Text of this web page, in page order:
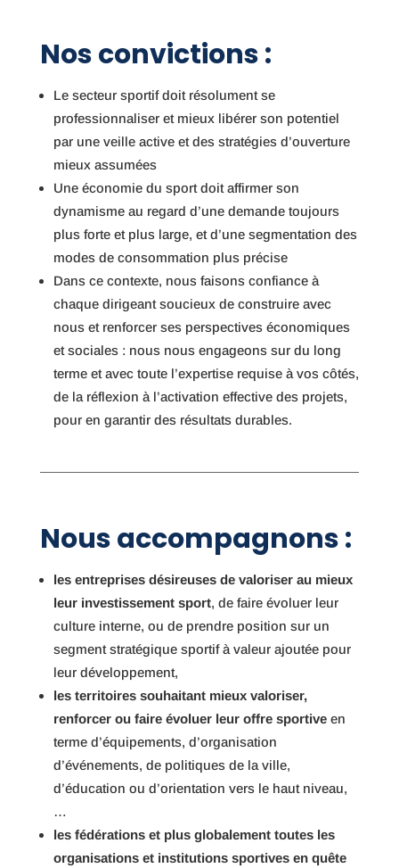
Nos convictions :
Le secteur sportif doit résolument se
professionnaliser et mieux libérer son potentiel
par une veille active et des stratégies d’ouverture
mieux assumées
Une économie du sport doit affirmer son
dynamisme au regard d’une demande toujours
plus forte et plus large, et d’une segmentation des
modes de consommation plus précise
Dans ce contexte, nous faisons confiance à
chaque dirigeant soucieux de construire avec
nous et renforcer ses perspectives économiques
et sociales : nous nous engageons sur du long
terme et avec toute l’expertise requise à vos côtés,
de la réflexion à l’activation effective des projets,
pour en garantir des résultats durables.
Nous accompagnons :
les entreprises désireuses de valoriser au mieux
leur investissement sport, de faire évoluer leur
culture interne, ou de prendre position sur un
segment stratégique sportif à valeur ajoutée pour
leur développement,
les territoires souhaitant mieux valoriser,
renforcer ou faire évoluer leur offre sportiveen
terme d’équipements, d’organisation
d’événements, de politiques de la ville,
d’éducation ou d’orientation vers le haut niveau,
…
les fédérations et plus globalement toutes les
organisations et institutions sportives en quête